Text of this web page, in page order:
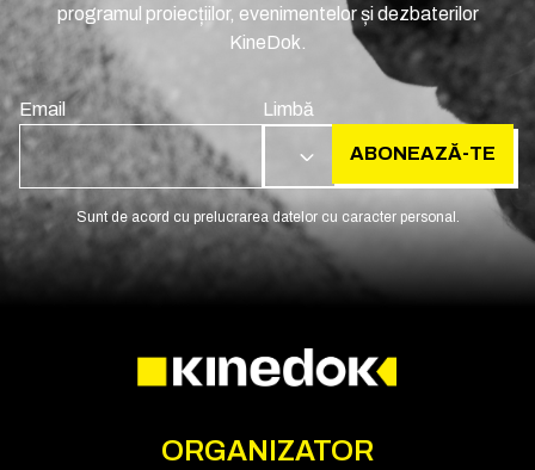
programul proiecțiilor, evenimentelor și dezbaterilor
KineDok.
Email Limbă
RO ABONEAZĂ-TE
Sunt de acord cu prelucrarea datelor cu caracter personal.
ORGANIZATOR